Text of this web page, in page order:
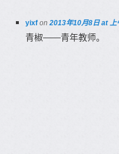
yixf on2013年10月8日 at 上
青椒——青年教师。